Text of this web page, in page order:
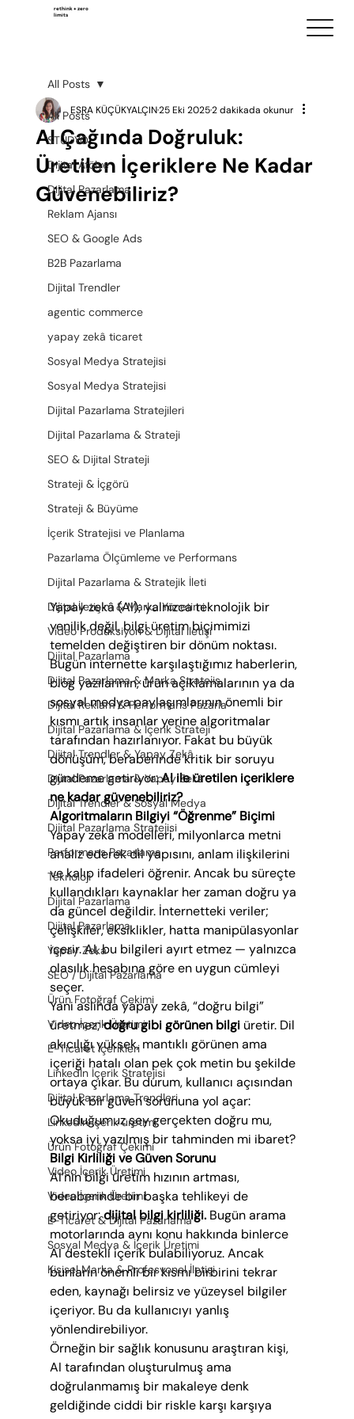
rethink + zero
limits
All Posts
STÜDYO
Dijital Atölye
Dijital Pazarlama
Reklam Ajansı
SEO & Google Ads
B2B Pazarlama
Dijital Trendler
agentic commerce
yapay zekâ ticaret
Sosyal Medya Stratejisi
Sosyal Medya Stratejisi
Dijital Pazarlama Stratejileri
Dijital Pazarlama & Strateji
SEO & Dijital Strateji
Strateji & İçgörü
Strateji & Büyüme
İçerik Stratejisi ve Planlama
Pazarlama Ölçümleme ve Performans
Dijital Pazarlama & Stratejik İleti
Dijital İletişim & Marka Yönetimi
Video Prodüksiyon & Dijital İletişi
Dijital Pazarlama
Dijital Pazarlama & Marka Stratejis
Dijital Reklam & Performans Pazarla
Dijital Pazarlama & İçerik Strateji
Dijital Trendler & Yapay Zekâ
Dijital Pazarlama & Yapay Zekâ
Dijital Trendler & Sosyal Medya
Dijital Pazarlama Stratejisi
Performans Pazarlama
Teknoloji
Dijital Pazarlama
Dijital Pazarlama
Yapay Zeka
SEO / Dijital Pazarlama
Ürün Fotoğraf Çekimi
Video İçerik Üretimi
E-Ticaret İçerikleri
LinkedIn İçerik Stratejisi
Dijital Pazarlama Trendleri
LinkedIn içerik üretimi
Ürün Fotoğraf Çekimi
Video İçerik Üretimi
Video İçerik Üretimi
E-Ticaret & Dijital Pazarlama
Sosyal Medya & İçerik Üretimi
Kişisel Marka & Profesyonel İletişi
All Posts
AI Çağında Doğruluk:
Üretilen İçeriklere Ne Kadar
Güvenebiliriz?
ESRA KÜÇÜKYALÇIN25 Eki 20252 dakikada okunur
Yapay zekâ (AI); yalnızca teknolojik bir
yenilik değil, bilgi üretim biçimimizi
temelden değiştiren bir dönüm noktası.
Bugün internette karşılaştığımız haberlerin,
blog yazılarının, ürün açıklamalarının ya da
sosyal medya paylaşımlarının önemli bir
kısmı artık insanlar yerine algoritmalar
tarafından hazırlanıyor. Fakat bu büyük
dönüşüm, beraberinde kritik bir soruyu
gündeme getiriyor: AI ile üretilen içeriklere
ne kadar güvenebiliriz?
Algoritmaların Bilgiyi “Öğrenme” Biçimi
Yapay zekâ modelleri, milyonlarca metni
analiz ederek dil yapısını, anlam ilişkilerini
ve kalıp ifadeleri öğrenir. Ancak bu süreçte
kullandıkları kaynaklar her zaman doğru ya
da güncel değildir. İnternetteki veriler;
çelişkiler, eksiklikler, hatta manipülasyonlar
içerir. AI, bu bilgileri ayırt etmez — yalnızca
olasılık hesabına göre en uygun cümleyi
seçer.
Yani aslında yapay zekâ, “doğru bilgi”
üretmez; doğru gibi görünen bilgi üretir. Dil
akıcılığı yüksek, mantıklı görünen ama
içeriği hatalı olan pek çok metin bu şekilde
ortaya çıkar. Bu durum, kullanıcı açısından
büyük bir güven sorununa yol açar:
Okuduğumuz şey gerçekten doğru mu,
yoksa iyi yazılmış bir tahminden mi ibaret?
Bilgi Kirliliği ve Güven Sorunu
AI’nin bilgi üretim hızının artması,
beraberinde bir başka tehlikeyi de
getiriyor: dijital bilgi kirliliği. Bugün arama
motorlarında aynı konu hakkında binlerce
AI destekli içerik bulabiliyoruz. Ancak
bunların önemli bir kısmı birbirini tekrar
eden, kaynağı belirsiz ve yüzeysel bilgiler
içeriyor. Bu da kullanıcıyı yanlış
yönlendirebiliyor.
Örneğin bir sağlık konusunu araştıran kişi,
AI tarafından oluşturulmuş ama
doğrulanmamış bir makaleye denk
geldiğinde ciddi bir riskle karşı karşıya